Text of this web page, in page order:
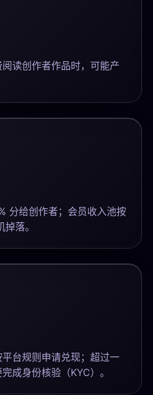
读创作者作品时，可能产
分给创作者；会员收入池按
落。
台规则申请兑现；超过一
成身份核验（KYC）。